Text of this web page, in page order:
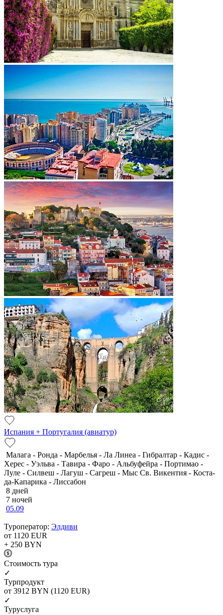
Испания + Португалия (авиатур)
Малага - Ронда - Марбелья - Ла Линеа - Гибралтар - Кадис -
Херес - Уэльва - Тавира - Фаро - Альбуфейра - Портимао -
Луле - Силвеш - Лагуш - Сагреш - Мыс Св. Викентия - Коста-
да-Капарика - Лиссабон
8 дней
7 ночей
05.09
Туроператор: Элдиви
от 1120 EUR
+ 250 BYN
Cтоимость тура
✓
Турпродукт
от 3912 BYN (1120 EUR)
✓
Туруслуга